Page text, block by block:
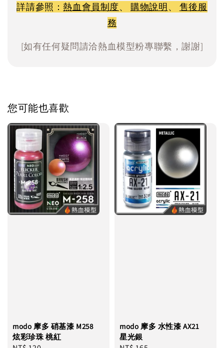
詳請參照：熱血會員制度、 購物說明、 售後服
務
[如有任何疑問請洽熱血模型粉專聯繫，謝謝]
您可能也喜歡
modo 摩多 硝基漆 M258
炫彩珍珠 桃紅
modo 摩多 水性漆 AX21
星光銀